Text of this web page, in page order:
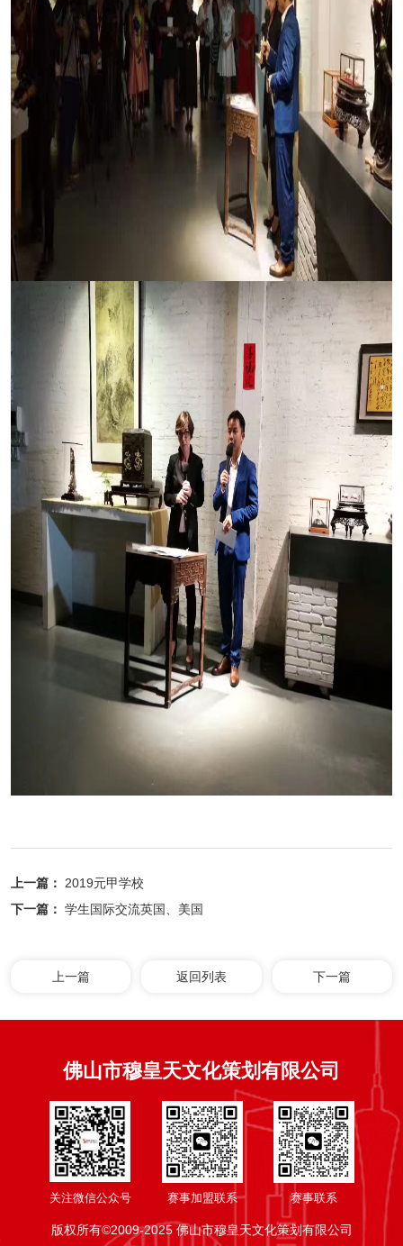
上一篇：
2019元甲学校
下一篇： 学生国际交流英国、美国
上一篇 返回列表 下一篇
佛山市穆皇天文化策划有限公司
关注微信公众号 赛事加盟联系 赛事联系
版权所有©2009-2025 佛山市穆皇天文化策划有限公司